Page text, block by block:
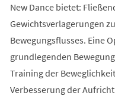
New Dance bietet:
Gewichtsverlagerungen
Bewegungsflusses. Eine
grundlegenden
Training der
Verbesserung der